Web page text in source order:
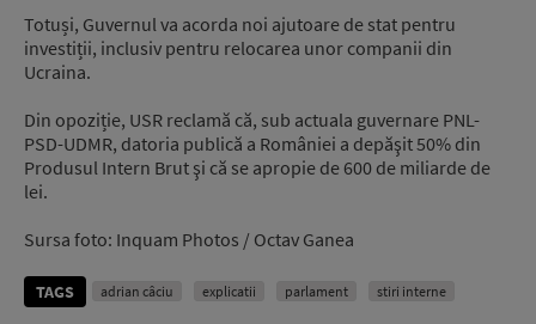
Totuși, Guvernul va acorda noi ajutoare de stat pentru
investiții, inclusiv pentru relocarea unor companii din
Ucraina.
Din opoziție, USR reclamă că, sub actuala guvernare PNL-
PSD-UDMR, datoria publică a României a depăşit 50% din
Produsul Intern Brut şi că se apropie de 600 de miliarde de
lei.
Sursa foto: Inquam Photos / Octav Ganea
TAGS adrian câciu explicatii parlament stiri interne